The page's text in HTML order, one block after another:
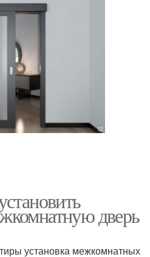
дверь
установка межкомнатных